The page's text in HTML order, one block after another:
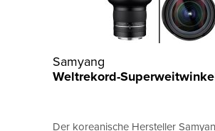
Samyang
Weltrekord-
Der koreanische Hersteller